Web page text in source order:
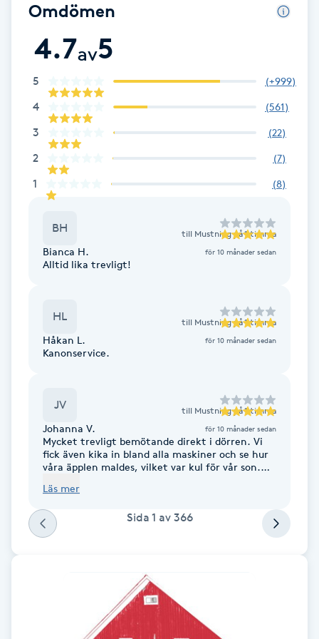
Bambumassage
Barnklippning
Blowout
Brynformning
Brynplockning
Bröllopsuppsättning
Celluliter
Coachning
Omdömen
4.7av5
5 (+999)
4 (561)
3 (22)
2 (7)
1 (8)
BH till Mustning på 1 timma
Bianca H. för 10 månader sedan
Alltid lika trevligt!
HL till Mustning på 1 timma
Håkan L. för 10 månader sedan
Kanonservice.
JV till Mustning på 1 timma
Johanna V. för 10 månader sedan
Mycket trevligt bemötande direkt i dörren. Vi
fick även kika in bland alla maskiner och se hur
våra äpplen maldes, vilket var kul för vår son.
från äpplena ges till djuren så inget går till
Läs mer
Sida 1 av 366